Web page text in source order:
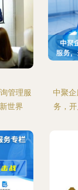
管理服
世界
中聚
务，